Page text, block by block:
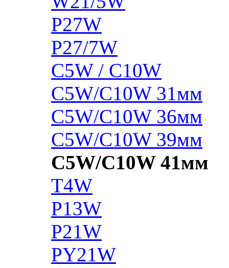
P27W
P27/7W
C5W / C10W
C5W/C10W 31мм
C5W/C10W 36мм
C5W/C10W 39мм
C5W/C10W 41мм
T4W
P13W
P21W
PY21W